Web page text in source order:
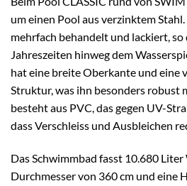
um einen Pool aus verzinktem
mehrfach behandelt und lackiert, so
Jahreszeiten hinweg dem
hat eine breite Oberkante und eine
Struktur, was ihn besonders robust
besteht aus PVC, das gegen UV-
dass Verschleiss und Ausbleichen
Das Schwimmbad fasst 10.680 Liter
Durchmesser von 360 cm und eine